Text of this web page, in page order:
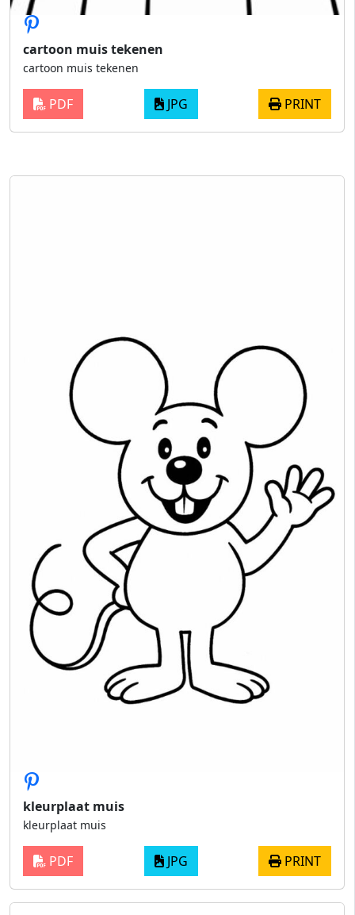
cartoon muis tekenen
cartoon muis tekenen
PDF JPG PRINT
kleurplaat muis
kleurplaat muis
PDF JPG PRINT